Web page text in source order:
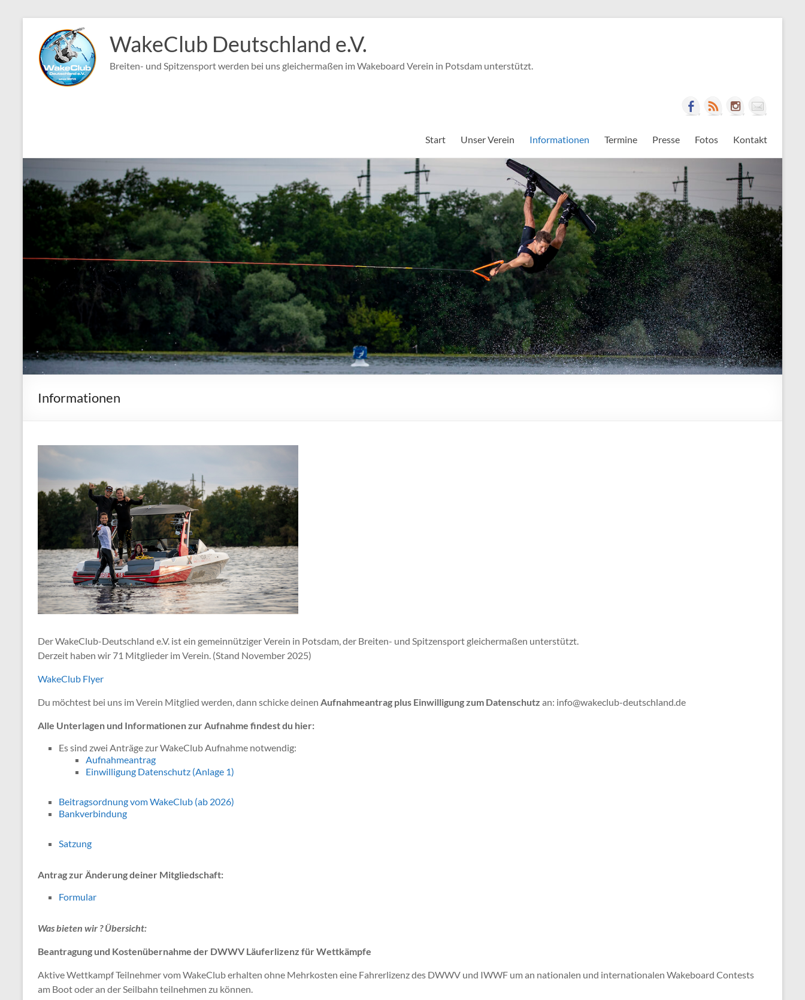
springen
WakeClub Deutschland e.V.
Breiten- und Spitzensport werden bei uns gleichermaßen im Wakeboard Verein in Potsdam unterstützt.
Start Unser Verein Informationen Termine Presse Fotos Kontakt
Informationen
Der WakeClub-Deutschland e.V. ist ein gemeinnütziger Verein in Potsdam, der Breiten- und Spitzensport gleichermaßen unterstützt.
Derzeit haben wir 71 Mitglieder im Verein. (Stand November 2025)
WakeClub Flyer
Du möchtest bei uns im Verein Mitglied werden, dann schicke deinen Aufnahmeantrag plus Einwilligung zum Datenschutz an: info@wakeclub-deutschland.de
Alle Unterlagen und Informationen zur Aufnahme findest du hier:
Es sind zwei Anträge zur WakeClub Aufnahme notwendig:
Aufnahmeantrag
Einwilligung Datenschutz (Anlage 1)
Beitragsordnung vom WakeClub (ab 2026)
Bankverbindung
Satzung
Antrag zur Änderung deiner Mitgliedschaft:
Formular
Was bieten wir ? Übersicht:
Beantragung und Kostenübernahme der DWWV Läuferlizenz für Wettkämpfe
Aktive Wettkampf Teilnehmer vom WakeClub erhalten ohne Mehrkosten eine Fahrerlizenz des DWWV und IWWF um an nationalen und internationalen Wakeboard Contests
am Boot oder an der Seilbahn teilnehmen zu können.